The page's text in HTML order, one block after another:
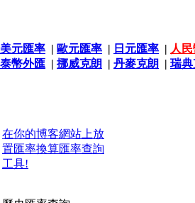
美元匯率 | 歐元匯率 | 日元匯率 | 人
泰幣外匯 | 挪威克朗 | 丹麥克朗 | 瑞典
在你的博客網站上放
置匯率換算匯率查詢
工具!